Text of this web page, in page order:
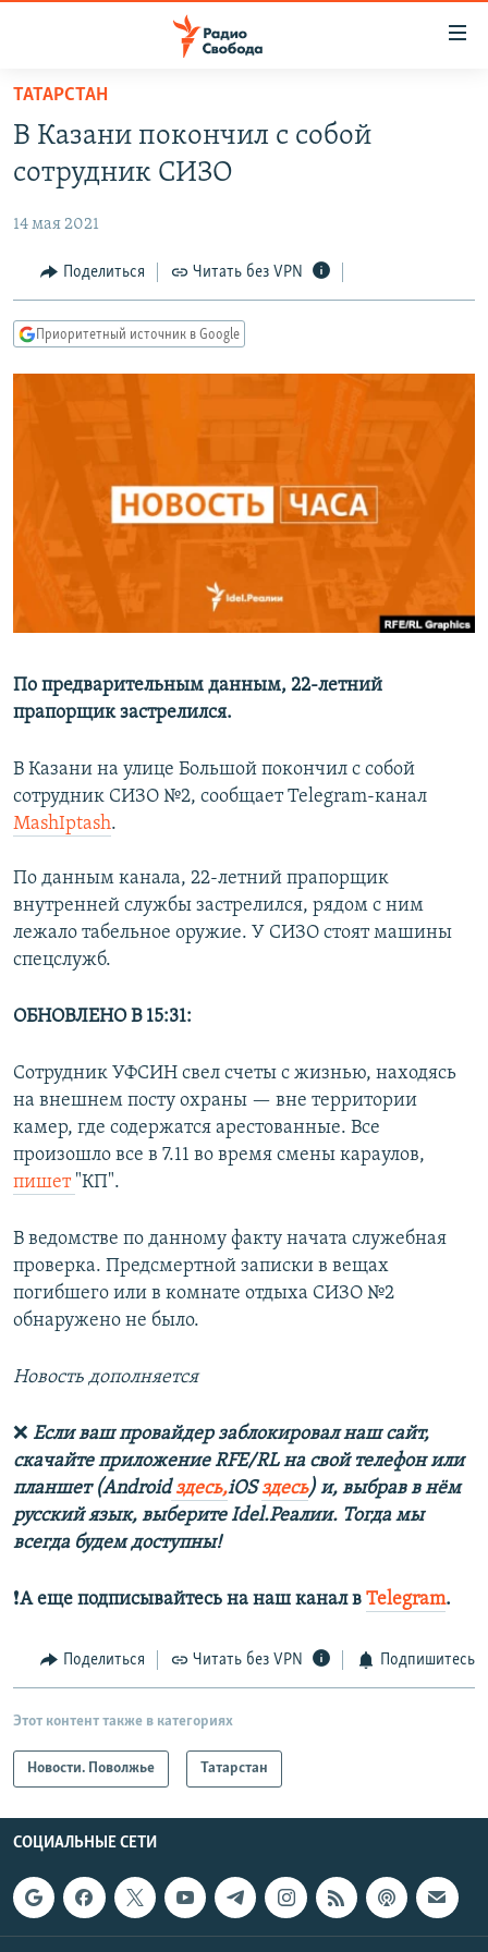
упрощенного
доступа
основному
Вернутся
главной
навигации
Вернутся
АВТОРСКИЕ ПРОЕКТЫ
ЦИТАТЫ СВОБОДЫ
МНЕНИЯ
IDEL.РЕАЛИИ
КАВКАЗ.РЕАЛИИ
РАСПИСАНИЕ ВЕЩАНИЯ
ПОДПИШИТЕСЬ НА РАССЫЛКУ
СОЦИАЛЬНЫЕ СЕТИ
ТАТАРСТАН
В Казани покончил с собой
сотрудник СИЗО
14 мая 2021
Поделиться Читать без VPN
Приоритетный источник в Google
По предварительным данным, 22-летний
прапорщик застрелился.
В Казани на улице Большой покончил с собой
сотрудник СИЗО №2, сообщает Telegram-канал
MashIptash.
По данным канала, 22-летний прапорщик
внутренней службы застрелился, рядом с ним
лежало табельное оружие. У СИЗО стоят машины
спецслужб.
ОБНОВЛЕНО В 15:31:
Сотрудник УФСИН свел счеты с жизнью, находясь
на внешнем посту охраны — вне территории
камер, где содержатся арестованные. Все
произошло все в 7.11 во время смены караулов,
пишет "КП".
В ведомстве по данному факту начата служебная
проверка. Предсмертной записки в вещах
погибшего или в комнате отдыха СИЗО №2
обнаружено не было.
Новость дополняется
❌ Если ваш провайдер заблокировал наш сайт,
скачайте приложение RFE/RL на свой телефон или
планшет (Androidздесь,iOSздесь) и, выбрав в нём
русский язык, выберите Idel.Реалии. Тогда мы
всегда будем доступны!
❗️А еще подписывайтесь на наш канал в Telegram.
Поделиться Читать без VPN Подпишитесь
Этот контент также в категориях
Новости. Поволжье Татарстан
СОЦИАЛЬНЫЕ СЕТИ